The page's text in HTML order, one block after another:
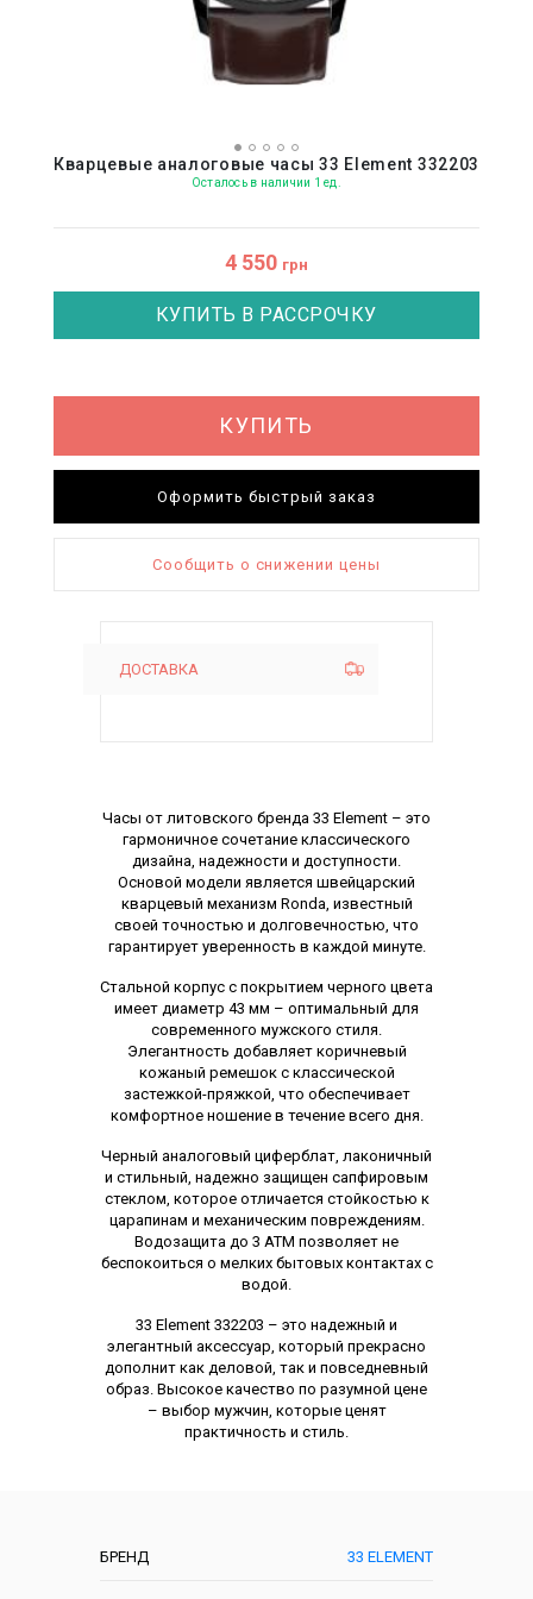
Кварцевые аналоговые часы 33 Element 332203
Осталось в наличии 1 ед.
4 550 грн
КУПИТЬ В РАССРОЧКУ
КУПИТЬ
Оформить быстрый заказ
Сообщить о снижении цены
ДОСТАВКА
БРЕНД 33 ELEMENT
Описание
Часы от литовского бренда 33 Element – ​​это
гармоничное сочетание классического
дизайна, надежности и доступности.
Основой модели является швейцарский
кварцевый механизм Ronda, известный
своей точностью и долговечностью, что
гарантирует уверенность в каждой минуте.
Стальной корпус с покрытием черного цвета
имеет диаметр 43 мм – оптимальный для
современного мужского стиля.
Элегантность добавляет коричневый
кожаный ремешок с классической
застежкой-пряжкой, что обеспечивает
комфортное ношение в течение всего дня.
Черный аналоговый циферблат, лаконичный
и стильный, надежно защищен сапфировым
стеклом, которое отличается стойкостью к
царапинам и механическим повреждениям.
Водозащита до 3 ATM позволяет не
беспокоиться о мелких бытовых контактах с
водой.
33 Element 332203 – это надежный и
элегантный аксессуар, который прекрасно
дополнит как деловой, так и повседневный
образ. Высокое качество по разумной цене
– выбор мужчин, которые ценят
практичность и стиль.